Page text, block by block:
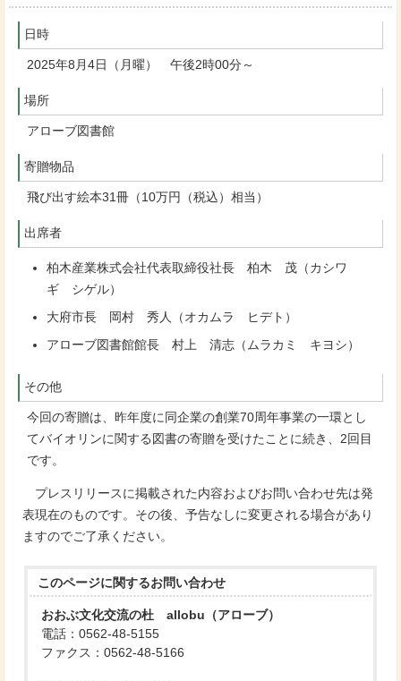
日時
2025年8月4日（月曜） 午後2時00分～
場所
アローブ図書館
寄贈物品
飛び出す絵本31冊（10万円（税込）相当）
出席者
柏木産業株式会社代表取締役社長 柏木 茂（カシワ
ギ シゲル）
大府市長 岡村 秀人（オカムラ ヒデト）
アローブ図書館館長 村上 清志（ムラカミ キヨシ）
その他
今回の寄贈は、昨年度に同企業の創業70周年事業の一環とし
てバイオリンに関する図書の寄贈を受けたことに続き、2回目
です。
プレスリリースに掲載された内容およびお問い合わせ先は発
表現在のものです。その後、予告なしに変更される場合があり
ますのでご了承ください。
このページに関するお問い合わせ
おおぶ文化交流の杜 allobu（アローブ）
電話：0562-48-5155
ファクス：0562-48-5166